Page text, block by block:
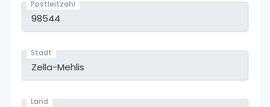
Postleitzahl
Stadt
Land